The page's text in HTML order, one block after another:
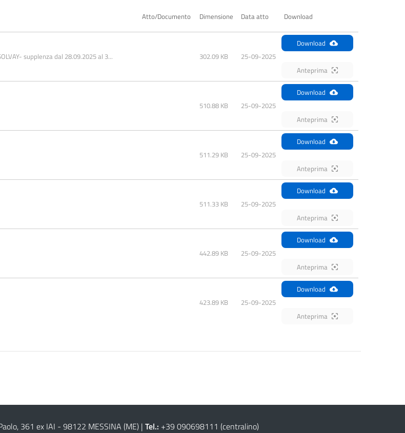
Atto/Documento Dimensione Data atto Download
supplenza dal 28.09.2025 al 3... 302.09 KB 25-09-2025
Download
Anteprima
510.88 KB 25-09-2025
Download
Anteprima
511.29 KB 25-09-2025
Download
Anteprima
511.33 KB 25-09-2025
Download
Anteprima
442.89 KB 25-09-2025
Download
Anteprima
423.89 KB 25-09-2025
Download
Anteprima
361 ex IAI - 98122 MESSINA (ME)| Tel.: +39 090698111 (centralino)